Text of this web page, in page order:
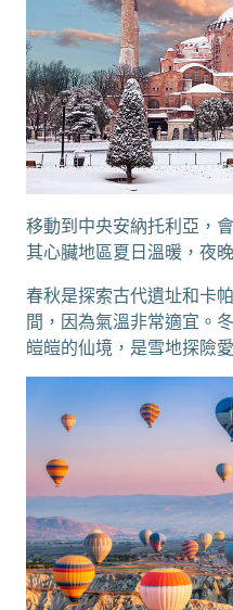
移動到中央安納托利亞，
其心臟地區夏日溫暖，夜
春秋是探索古代遺址和卡
間，因為氣溫非常適宜。
皚皚的仙境，是雪地探險